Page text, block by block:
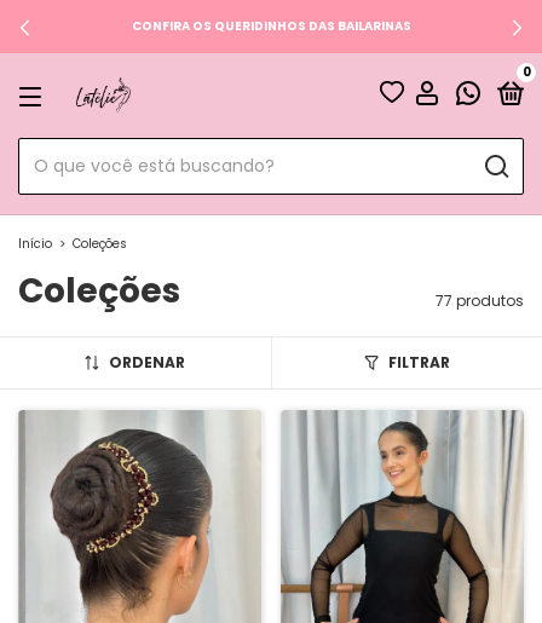
CONFIRA OS QUERIDINHOS DAS BAILARINAS
0
Início > Coleções
Coleções 77 produtos
ORDENAR FILTRAR